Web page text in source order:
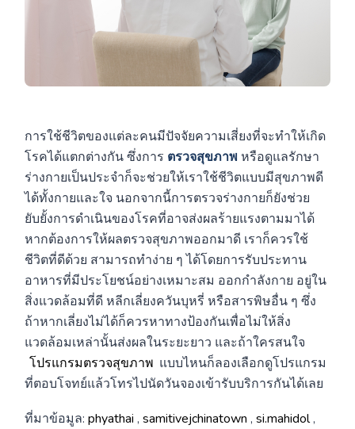
การใช้ชีวิตของแต่ละคนมีปัจจัยความเสี่ยงที่จะทำให้เกิด
โรคได้แตกต่างกัน ซึ่งการ ตรวจสุขภาพ หรือดูแลรักษา
ร่างกายเป็นประจำก็จะช่วยให้เราใช้ชีวิตแบบมีสุขภาพดี
ได้ทั้งกายและใจ นอกจากนี้การตรวจร่างกายก็ยังช่วย
ยับยั้งการดำเนินของโรคที่อาจส่งผลร้ายแรงตามมาได้
หากต้องการให้ผลตรวจสุขภาพออกมาดี เราก็ควรใช้
ชีวิตที่ดีด้วย สามารถทำง่าย ๆ ได้โดยการรับประทาน
อาหารที่มีประโยชน์อย่างเหมาะสม ออกกำลังกาย อยู่ใน
สิ่งแวดล้อมที่ดี หลีกเลี่ยงควันบุหรี่ หรือสารพิษอื่น ๆ ซึ่ง
ถ้าหากเลี่ยงไม่ได้ก็ควรหาทางป้องกันเพื่อไม่ให้สิ่ง
แวดล้อมเหล่านั้นส่งผลในระยะยาว และถ้าใครสนใจ
โปรแกรมตรวจสุขภาพ แบบไหนก็ลองเลือกดูโปรแกรม
ที่ตอบโจทย์แล้วโทรไปนัดวันจองเข้ารับบริการกันได้เลย
ที่มาข้อมูล: phyathai , samitivejchinatown , si.mahidol,